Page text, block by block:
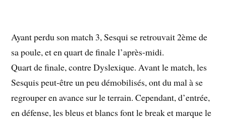
Ayant perdu son match 3, Sesqui se retrouvait 2ème de
sa poule, et en quart de finale l’après-midi.
Quart de finale, contre Dyslexique. Avant le match, les
Sesquis peut-être un peu démobilisés, ont du mal à se
regrouper en avance sur le terrain. Cependant, d’entrée,
en défense, les bleus et blancs font le break et marque le